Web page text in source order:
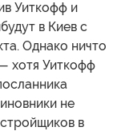
Уиткофф и
в Киев с
Однако ничто
хотя Уиткофф
не
в